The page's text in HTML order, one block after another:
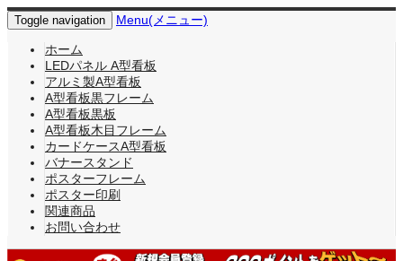
Toggle navigation Menu(メニュー)
ホーム
LEDパネル A型看板
アルミ製A型看板
A型看板黒フレーム
A型看板黒板
A型看板木目フレーム
カードケースA型看板
バナースタンド
ポスターフレーム
ポスター印刷
関連商品
お問い合わせ